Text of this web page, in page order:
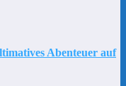
Abenteuer auf